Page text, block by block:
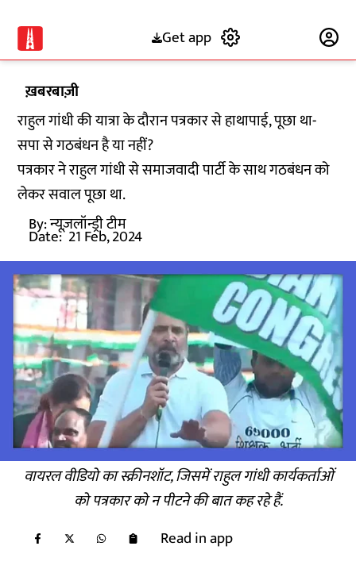
Get app
ख़बरबाज़ी
राहुल गांधी की यात्रा के दौरान पत्रकार से हाथापाई, पूछा था-
सपा से गठबंधन है या नहीं?
पत्रकार ने राहुल गांधी से समाजवादी पार्टी के साथ गठबंधन को
लेकर सवाल पूछा था.
By:न्यूज़लॉन्ड्री टीम
Date: 21 Feb, 2024
वायरल वीडियो का स्क्रीनशॉट, जिसमें राहुल गांधी कार्यकर्ताओं
को पत्रकार को न पीटने की बात कह रहे हैं.
Read in app